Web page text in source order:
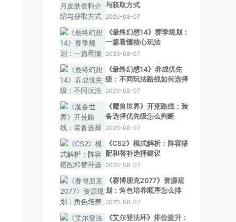
与获取方式
2026-08-07
《最终幻想14》赛季规划：
一篇看懂核心玩法
2026-08-07
《最终幻想14》养成优先
级：不同玩法路线如何选择
2026-08-07
《魔兽世界》开荒路线：装
备选择优先级怎么判断
2026-08-07
《CS2》模式解析：阵容搭
配和替补选择建议
2026-08-07
《赛博朋克2077》资源规
划：角色培养顺序怎么排
2026-08-07
《艾尔登法环》排位提升：